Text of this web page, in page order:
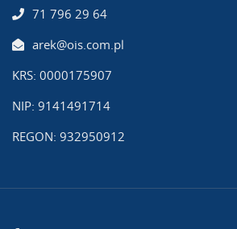
71 796 29 64
arek@ois.com.pl
KRS: 0000175907
NIP: 9141491714
REGON: 932950912